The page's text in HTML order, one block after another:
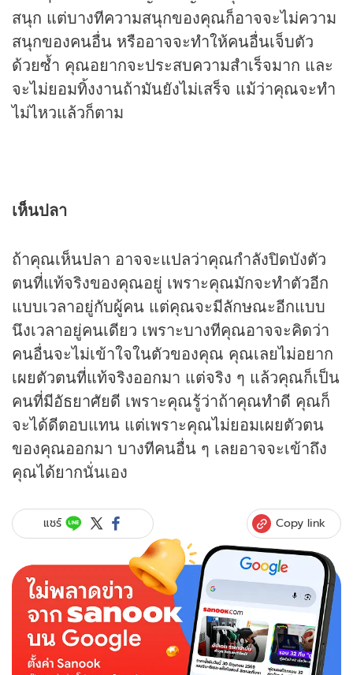
สนุก แต่บางทีความสนุกของคุณก็อาจจะไม่ความ
สนุกของคนอื่น หรืออาจจะทำให้คนอื่นเจ็บตัว
ด้วยซ้ำ คุณอยากจะประสบความสำเร็จมาก และ
จะไม่ยอมทิ้งงานถ้ามันยังไม่เสร็จ แม้ว่าคุณจะทำ
ไม่ไหวแล้วก็ตาม
เห็นปลา
ถ้าคุณเห็นปลา อาจจะแปลว่าคุณกำลังปิดบังตัว
ตนที่แท้จริงของคุณอยู่ เพราะคุณมักจะทำตัวอีก
แบบเวลาอยู่กับผู้คน แต่คุณจะมีลักษณะอีกแบบ
นึงเวลาอยู่คนเดียว เพราะบางทีคุณอาจจะคิดว่า
คนอื่นจะไม่เข้าใจในตัวของคุณ คุณเลยไม่อยาก
เผยตัวตนที่แท้จริงออกมา แต่จริง ๆ แล้วคุณก็เป็น
คนที่มีอัธยาศัยดี เพราะคุณรู้ว่าถ้าคุณทำดี คุณก็
จะได้ดีตอบแทน แต่เพราะคุณไม่ยอมเผยตัวตน
ของคุณออกมา บางทีคนอื่น ๆ เลยอาจจะเข้าถึง
คุณได้ยากนั่นเอง
แชร์ Copy link